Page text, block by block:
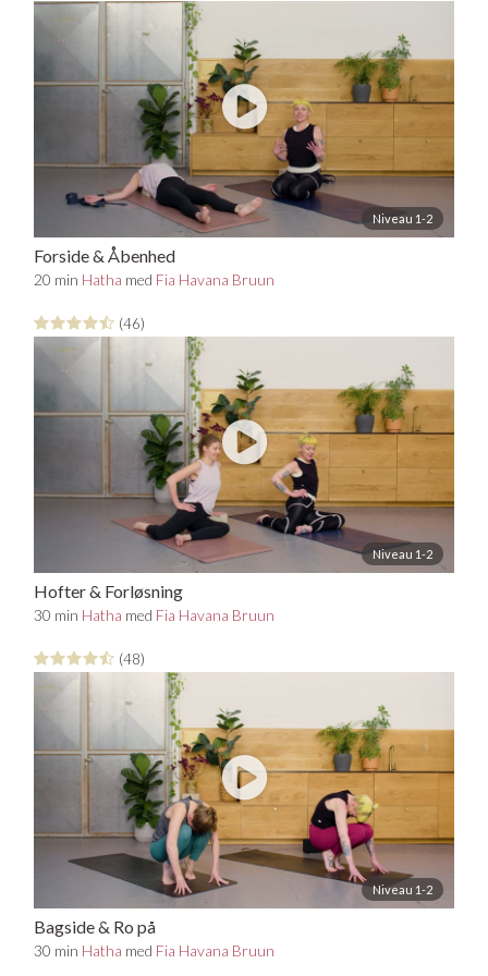
den video, der taler mest til dig, og prøv dem alle fx hver
anden dag over et par uger. Derudover er der en lidt
længere yogasekvens på 45 minutter, som integrerer de
områder, vi har arbejdet med i de kortere videoer. Lav
denne sekvens som den sidste efter de fokuserede,
korte praksisser.
Niveau 1-2
Forside & Åbenhed
20 min Hatha med Fia Havana Bruun
(46)
Niveau 1-2
Hofter & Forløsning
30 min Hatha med Fia Havana Bruun
(48)
Niveau 1-2
Bagside & Ro på
30 min Hatha med Fia Havana Bruun